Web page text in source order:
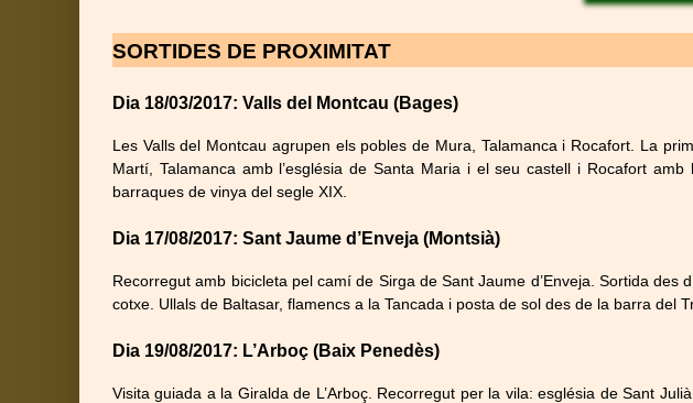
SORTIDES DE PROXIMITAT
Dia 18/03/2017: Valls del Montcau (Bages)
Les Valls del Montcau agrupen els pobles de Mura, Talamanca i Rocafort. La
Martí, Talamanca amb l’església de Santa Maria i el seu castell i Rocafort
barraques de vinya del segle XIX.
Dia 17/08/2017: Sant Jaume d’Enveja (Montsià)
Recorregut amb bicicleta pel camí de Sirga de Sant Jaume d’Enveja. Sortida
cotxe. Ullals de Baltasar, flamencs a la Tancada i posta de sol des de la barra del
Dia 19/08/2017: L’Arboç (Baix Penedès)
Visita guiada a la Giralda de L’Arboç. Recorregut per la vila: església de Sant